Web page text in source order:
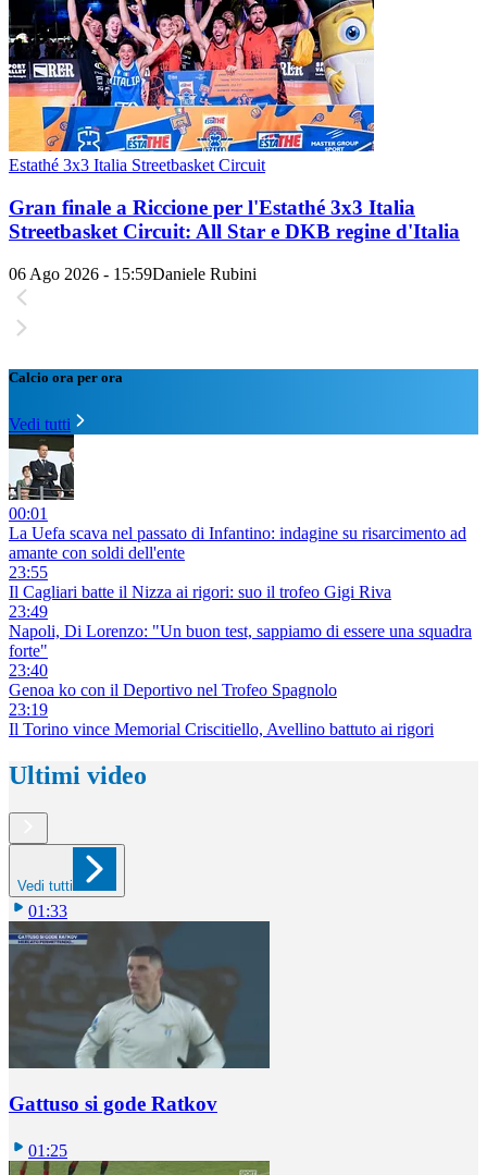
Estathé 3x3 Italia Streetbasket Circuit
Gran finale a Riccione per l'Estathé 3x3 Italia
Streetbasket Circuit: All Star e DKB regine d'Italia
06 Ago 2026 - 15:59Daniele Rubini
Calcio ora per ora
Vedi tutti
00:01
La Uefa scava nel passato di Infantino: indagine su risarcimento ad
amante con soldi dell'ente
23:55
Il Cagliari batte il Nizza ai rigori: suo il trofeo Gigi Riva
23:49
Napoli, Di Lorenzo: "Un buon test, sappiamo di essere una squadra
forte"
23:40
Genoa ko con il Deportivo nel Trofeo Spagnolo
23:19
Il Torino vince Memorial Criscitiello, Avellino battuto ai rigori
Ultimi video
Vedi tutti
01:33
Gattuso si gode Ratkov
01:25